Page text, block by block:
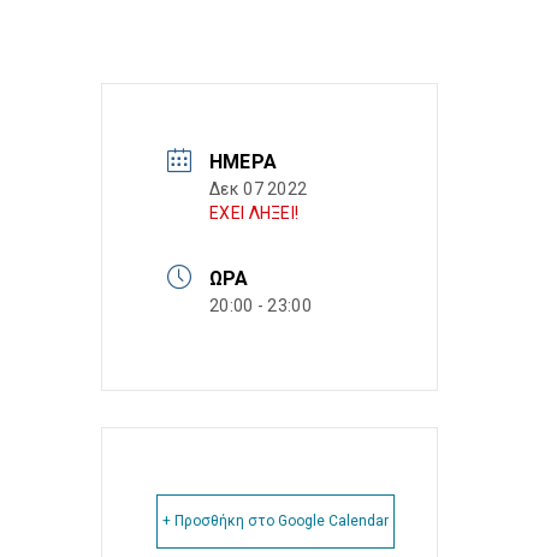
ΗΜΈΡΑ
Δεκ 07 2022
ΕΧΕΙ ΛΗΞΕΙ!
ΏΡΑ
20:00 - 23:00
+ Προσθήκη στο Google Calendar